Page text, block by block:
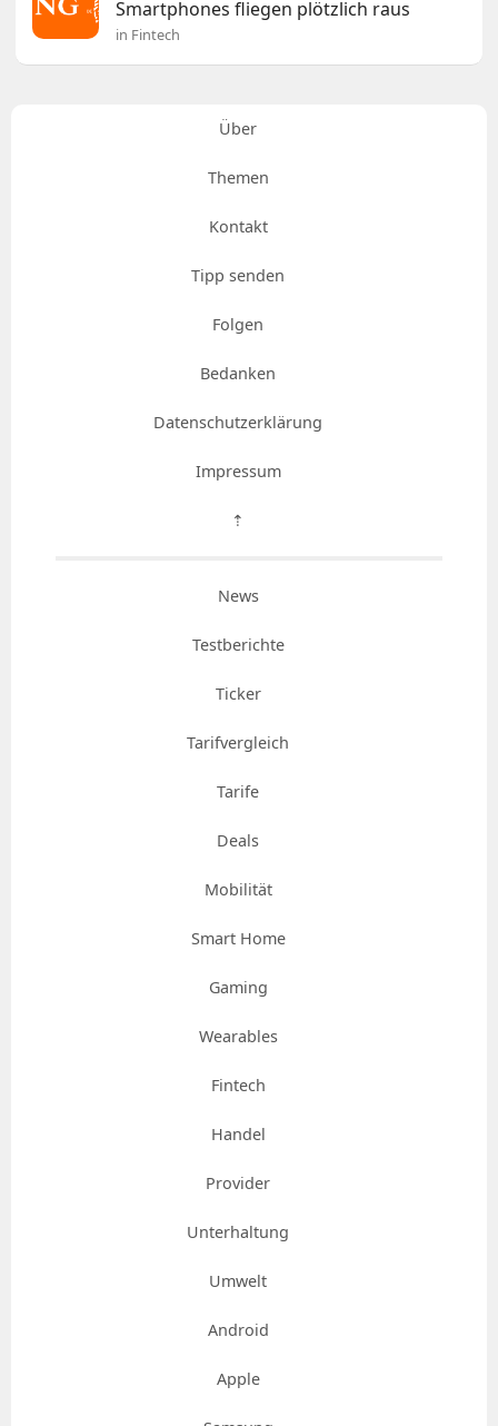
Smartphones fliegen plötzlich raus
in Fintech
Über
Themen
Kontakt
Tipp senden
Folgen
Bedanken
Datenschutzerklärung
Impressum
⇡
News
Testberichte
Ticker
Tarifvergleich
Tarife
Deals
Mobilität
Smart Home
Gaming
Wearables
Fintech
Handel
Provider
Unterhaltung
Umwelt
Android
Apple